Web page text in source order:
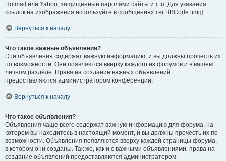
Hotmail или Yahoo, защищённые паролями сайты и т. п. Для указания
ссылок на изображения используйте в сообщениях тег BBCode [img].
Вернуться к началу
Что такое важные объявления?
Эти объявления содержат важную информацию, и вы должны прочесть их
по возможности. Они появляются вверху каждого из форумов и в вашем
личном разделе. Права на создание важных объявлений
предоставляются администратором конференции.
Вернуться к началу
Что такое объявления?
Объявления чаще всего содержат важную информацию для форума, на
котором вы находитесь в настоящий момент, и вы должны прочесть их по
возможности. Объявления появляются вверху каждой страницы форума,
в котором они созданы. Так же, как и с важными объявлениями, права на
создание объявлений предоставляются администратором.